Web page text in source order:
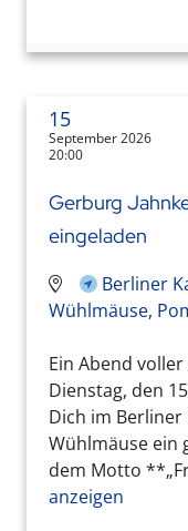
15
September 2026
20:00
Gerburg
eingeladen
Berliner
Wühlmäuse,
Ein Abend
Dienstag, den
Dich im
Wühlmäuse ein
dem Motto
anzeigen